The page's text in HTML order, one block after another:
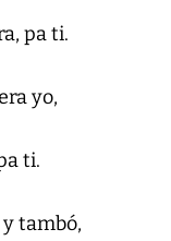
pa ti.
yo,
ti.
tambó,